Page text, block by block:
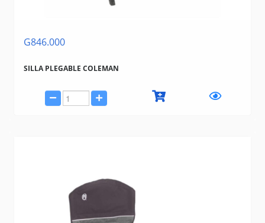
G846.000
SILLA PLEGABLE COLEMAN